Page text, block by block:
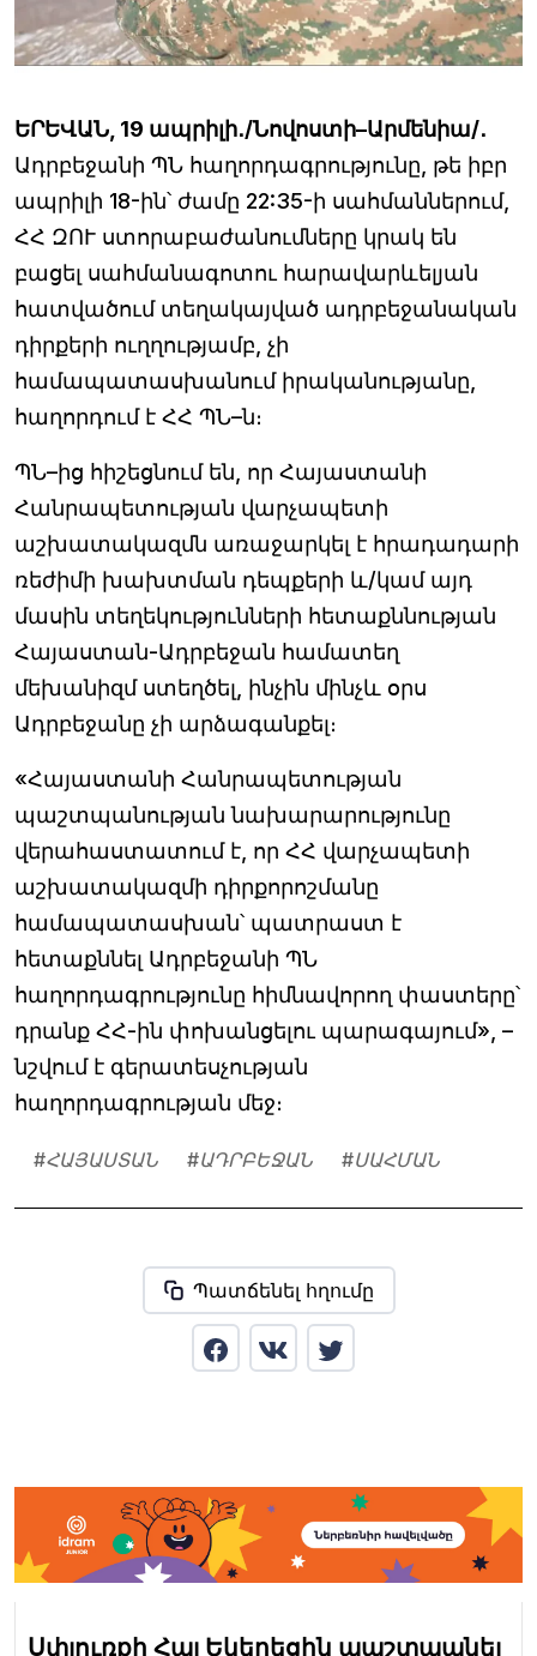
ԵՐԵՎԱՆ, 19 ապրիլի․/Նովոստի–Արմենիա/․
Ադրբեջանի ՊՆ հաղորդագրությունը, թե իբր
ապրիլի 18-ին՝ ժամը 22:35-ի սահմաններում,
ՀՀ ԶՈՒ ստորաբաժանումները կրակ են
բացել սահմանագոտու հարավարևելյան
հատվածում տեղակայված ադրբեջանական
դիրքերի ուղղությամբ, չի
համապատասխանում իրականությանը,
հաղորդում է ՀՀ ՊՆ–ն։
ՊՆ–ից հիշեցնում են, որ Հայաստանի
Հանրապետության վարչապետի
աշխատակազմն առաջարկել է հրադադարի
ռեժիմի խախտման դեպքերի և/կամ այդ
մասին տեղեկությունների հետաքննության
Հայաստան-Ադրբեջան համատեղ
մեխանիզմ ստեղծել, ինչին մինչև օրս
Ադրբեջանը չի արձագանքել։
«Հայաստանի Հանրապետության
պաշտպանության նախարարությունը
վերահաստատում է, որ ՀՀ վարչապետի
աշխատակազմի դիրքորոշմանը
համապատասխան՝ պատրաստ է
հետաքննել Ադրբեջանի ՊՆ
հաղորդագրությունը հիմնավորող փաստերը՝
դրանք ՀՀ-ին փոխանցելու պարագայում», –
նշվում է գերատեսչության
հաղորդագրության մեջ։
#ՀԱՅԱՍՏԱՆ #ԱԴՐԲԵՋԱՆ #ՍԱՀՄԱՆ
Պատճենել հղումը
Սփյուռքի Հայ Եկեղեցին պաշտպանել